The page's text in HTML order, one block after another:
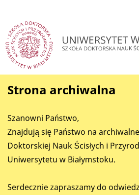
Strona archiwalna
Szanowni Państwo,
Znajdują się Państwo na
Doktorskiej Nauk Ścisłych i
Uniwersytetu w Białymstoku.
Serdecznie zapraszamy do